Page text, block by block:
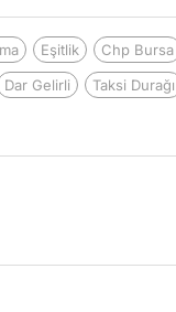
Eşitlik Chp Bursa
Dar Gelirli Taksi Durağı